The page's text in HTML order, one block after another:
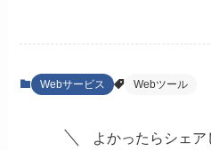
Webサービス Webツール
よかったらシェア